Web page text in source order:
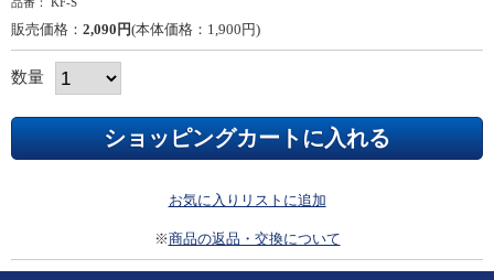
販売価格： 2,090円(本体価格：1,900円)
数量
お気に入りリストに追加
※商品の返品・交換について